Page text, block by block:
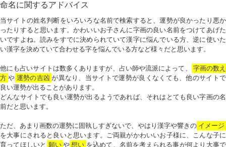
命名に関するアドバイス
当サイトの姓名判断をいろいろな名前で検索すると、運勢が良かったり悪か
ったりすると思います。かわいいお子さんに字画の良い名前をつけてあげた
いですよね。読みをすでに決められていて漢字に悩んでいる方、逆に使いた
い漢字を決めていて合わせる字を悩んでいる方など様々だと思います。
他にも占いサイトは数多くありますが、占い師や流派によって、
字画の数え
方 や 運勢の吉凶 が異なり、当サイトで運勢が良くなくても、他のサイトで
良い運勢が出ることがあります。
どんなサイトでも良い運勢が出るようであれば、それはとても良い字画の名
前だと思います。
ただ、あまり画数の運勢に固執しすぎないで、やはり漢字や響きの イメージ
を大事にされると良いと思います。ご両親がかわいいお子様に、こんな子に
育ってほしいと 願い や 想い を込めて、名前を考えられる事が何より大事で